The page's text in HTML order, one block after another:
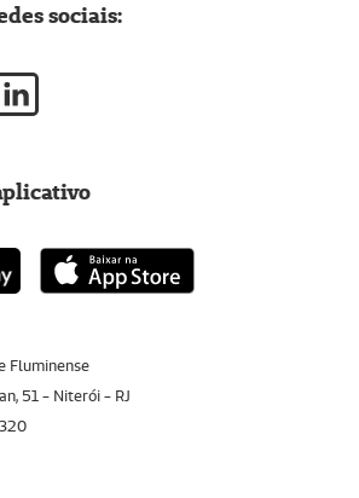
Fluminense
51 - Niterói - RJ
sociais: